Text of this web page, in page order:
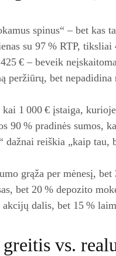
spinus“ – bet kas
su 97 % RTP,
€ – beveik
peržiūrų, bet nepadidina
1 000 € įstaiga,
90 % pradinės sumos,
dažnai reiškia „kaip tau,
grąža per mėnesį,
bet 20 % depozito
dalis, bet 15 %
vs.